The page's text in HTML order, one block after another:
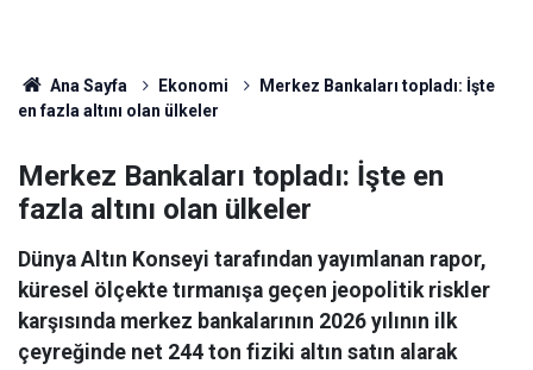
Ana Sayfa Ekonomi
Merkez Bankaları topladı: İşte
en fazla altını olan ülkeler
Merkez Bankaları topladı: İşte en
fazla altını olan ülkeler
Dünya Altın Konseyi tarafından yayımlanan rapor,
küresel ölçekte tırmanışa geçen jeopolitik riskler
karşısında merkez bankalarının 2026 yılının ilk
çeyreğinde net 244 ton fiziki altın satın alarak